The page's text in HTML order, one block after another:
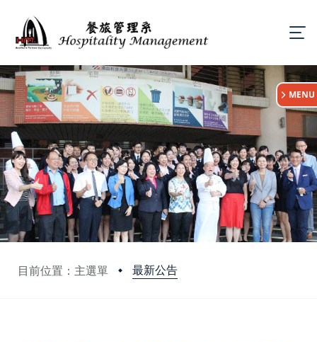
目前位置：主選單 最新公告
:::
MENU